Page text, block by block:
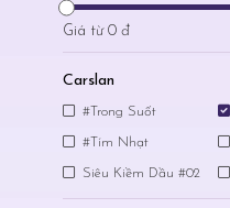
Giá từ 0 đ
Carslan
#Trong Suốt
#Tím Nhạt
Siêu Kiềm Dầu #02